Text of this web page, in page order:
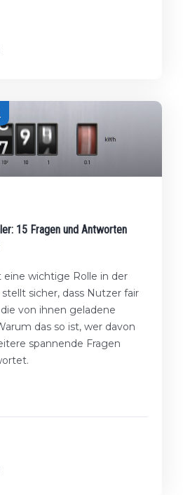
15 Fragen und Antworten
eine wichtige Rolle in der
sicher, dass Nutzer fair
von ihnen geladene
das so ist, wer davon
spannende Fragen